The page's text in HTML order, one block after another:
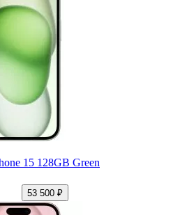
15 128GB Green
53 500 ₽